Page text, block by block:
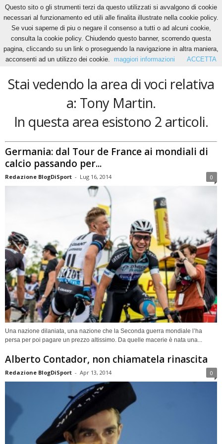
Home Tags Tony Martin
Tony Martin
Stai vedendo la area di voci relativa
a: Tony Martin.
In questa area esistono 2 articoli.
Germania: dal Tour de France ai mondiali di
calcio passando per...
Redazione BlogDiSport - Lug 16, 2014 0
Una nazione dilaniata, una nazione che la Seconda guerra mondiale l’ha
persa per poi pagare un prezzo altissimo. Da quelle macerie è nata una...
Alberto Contador, non chiamatela rinascita
Redazione BlogDiSport - Apr 13, 2014 0
Questo sito o gli strumenti terzi da questo utilizzati si avvalgono di cookie
necessari al funzionamento ed utili alle finalita illustrate nella cookie policy.
Se vuoi saperne di piu o negare il consenso a tutti o ad alcuni cookie,
consulta la cookie policy. Chiudendo questo banner, scorrendo questa
pagina, cliccando su un link o proseguendo la navigazione in altra maniera,
acconsenti ad un utilizzo dei cookie.
maggiori informazioni ACCETTA